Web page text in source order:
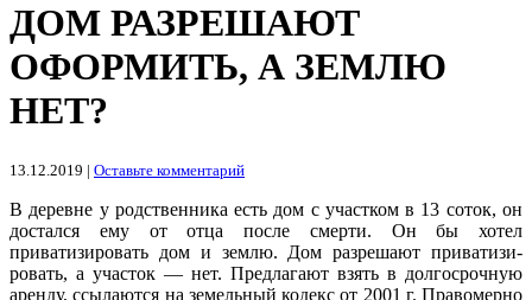
ДОМ РАЗРЕШАЮТ
ОФОРМИТЬ, А ЗЕМЛЮ
НЕТ?
13.12.2019 | Оставьте комментарий
В деревне у родственника есть дом с участком в 13 соток, он
достался ему от отца после смерти. Он бы хотел
приватизировать дом и землю. Дом разрешают приватизи­
ровать, а участок — нет. Предлагают взять в долгосрочную
аренду, ссылаются на земельный кодекс от 2001 г. Право­мерно